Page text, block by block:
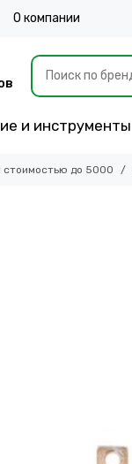
О компании
и инструменты
стоимостью до 5000